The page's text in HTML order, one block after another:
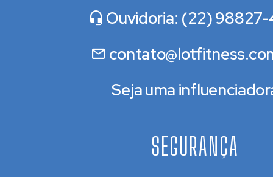
Ouvidoria: (22) 98827-
Seja uma
SEGURANÇA